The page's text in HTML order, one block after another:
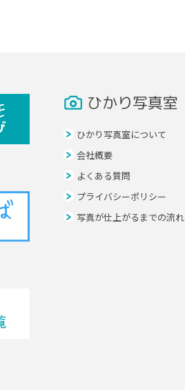
ひかり写真室
ひかり写真室について
会社概要
よくある質問
プライバシーポリシー
写真が仕上がるまでの流れ